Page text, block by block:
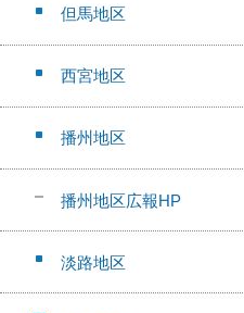
但馬地区
西宮地区
播州地区
播州地区広報HP
淡路地区